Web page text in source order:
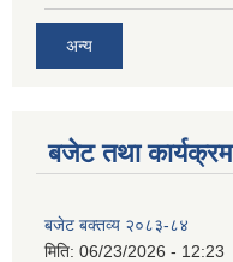
अन्य
बजेट तथा कार्यक्रम
बजेट बक्तव्य २०८३-८४
मिति: 06/23/2026 - 12:23